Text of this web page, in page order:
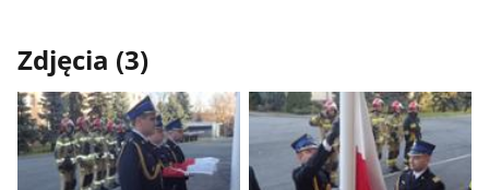
Zdjęcia (3)